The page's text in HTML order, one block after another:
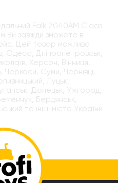
Falk 2040AM Claas
Ви завжди зможете в
Цей товар можливо
Одеса, Дніпропетровськ,
Херсон, Вінниця,
Суми, Чернівці,
Луцьк,
Донецьк, Ужгород,
Бердянськ,
та інші міста України